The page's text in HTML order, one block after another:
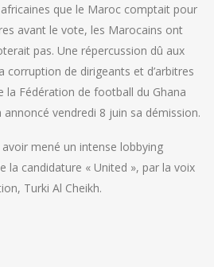
africaines que le Maroc comptait pour
avant le vote, les Marocains ont
pas. Une répercussion dû aux
corruption de dirigeants et d’arbitres
la Fédération de football du Ghana
annoncé vendredi 8 juin sa démission.
avoir mené un intense lobbying
la candidature « United », par la voix
Turki Al Cheikh.